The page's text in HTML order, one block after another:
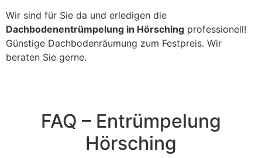
Wir sind für Sie da und erledigen die
Dachbodenentrümpelung in Hörsching professionell!
Günstige Dachbodenräumung zum Festpreis. Wir
beraten Sie gerne.
FAQ – Entrümpelung
Hörsching